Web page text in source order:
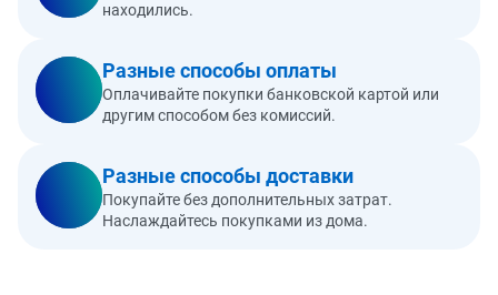
находились.
Разные способы оплаты
Оплачивайте покупки банковской картой или
другим способом без комиссий.
Разные способы доставки
Покупайте без дополнительных затрат.
Наслаждайтесь покупками из дома.